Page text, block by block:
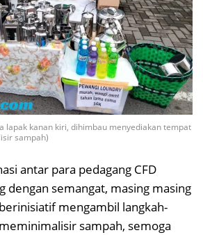
lapak kanan kiri, dihimbau menyediakan tempat
sampah)
antar para pedagang CFD
dengan semangat, masing masing
mengambil langkah-
sampah, semoga